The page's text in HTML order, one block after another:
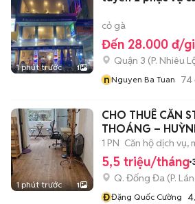
1 phút trước 1
cỏ gà
Đến 28.000 đ/
Quận 3 (P. Nhiêu
nNguyen Ba Tuan 74
1 phút trước 1
​CHO THUÊ CĂN
THOÁNG –
1 PN Căn hộ dịch vụ,
5,5 triệu/tháng
Q. Đống Đa (P.
ĐĐặng Quốc Cường